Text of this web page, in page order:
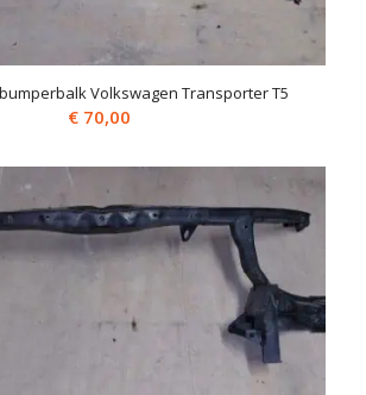
bumperbalk Volkswagen Transporter T5
€ 70,00